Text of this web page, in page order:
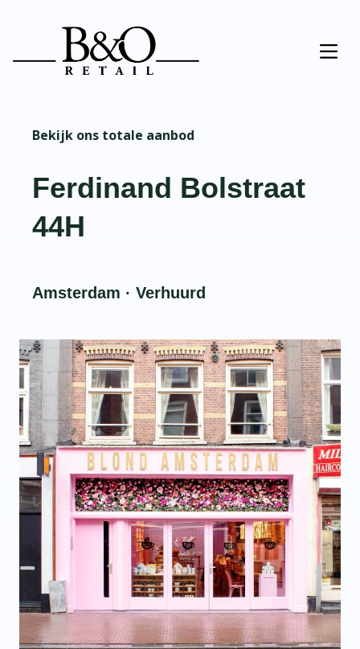
Bekijk ons totale aanbod
Ferdinand Bolstraat
44H
Amsterdam · Verhuurd